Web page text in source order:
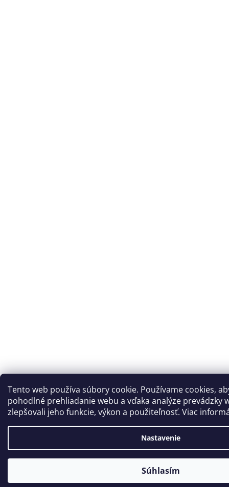
Tento web používa súbory cookie. Používame cookies,
pohodlné prehliadanie webu a vďaka analýze prevádzky
zlepšovali jeho funkcie, výkon a použiteľnosť. Viac
Nastavenie
Súhlasím